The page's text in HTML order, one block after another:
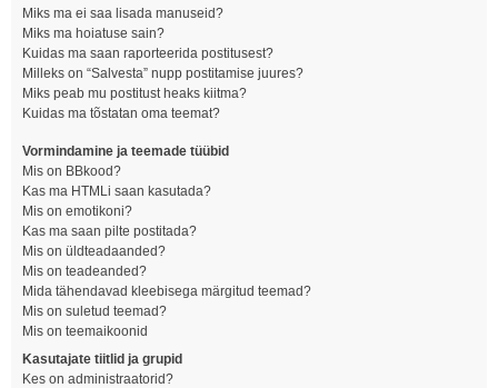
Miks ma ei saa lisada manuseid?
Miks ma hoiatuse sain?
Kuidas ma saan raporteerida postitusest?
Milleks on “Salvesta” nupp postitamise juures?
Miks peab mu postitust heaks kiitma?
Kuidas ma tõstatan oma teemat?
Vormindamine ja teemade tüübid
Mis on BBkood?
Kas ma HTMLi saan kasutada?
Mis on emotikoni?
Kas ma saan pilte postitada?
Mis on üldteadaanded?
Mis on teadeanded?
Mida tähendavad kleebisega märgitud teemad?
Mis on suletud teemad?
Mis on teemaikoonid
Kasutajate tiitlid ja grupid
Kes on administraatorid?